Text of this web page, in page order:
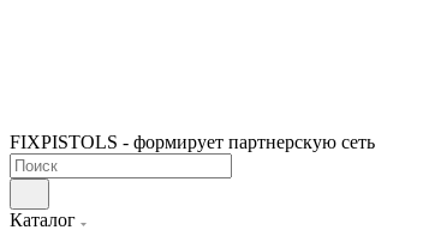
FIXPISTOLS - формирует партнерскую сеть
Каталог